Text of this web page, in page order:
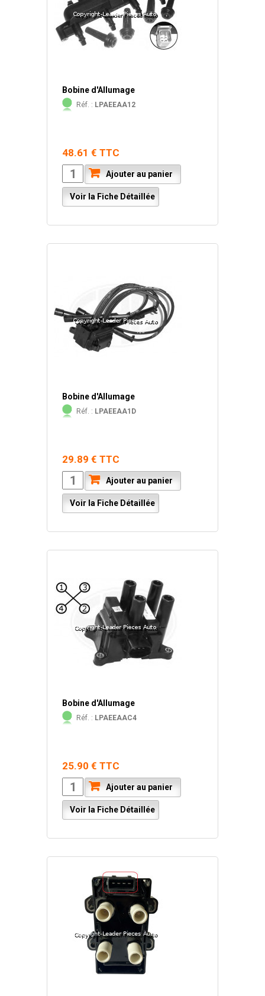
Bobine d'Allumage
Réf. : LPAEEAA12
48.61 € TTC
Ajouter au panier
Voir la Fiche Détaillée
Bobine d'Allumage
Réf. : LPAEEAA1D
29.89 € TTC
Ajouter au panier
Voir la Fiche Détaillée
Bobine d'Allumage
Réf. : LPAEEAAC4
25.90 € TTC
Ajouter au panier
Voir la Fiche Détaillée